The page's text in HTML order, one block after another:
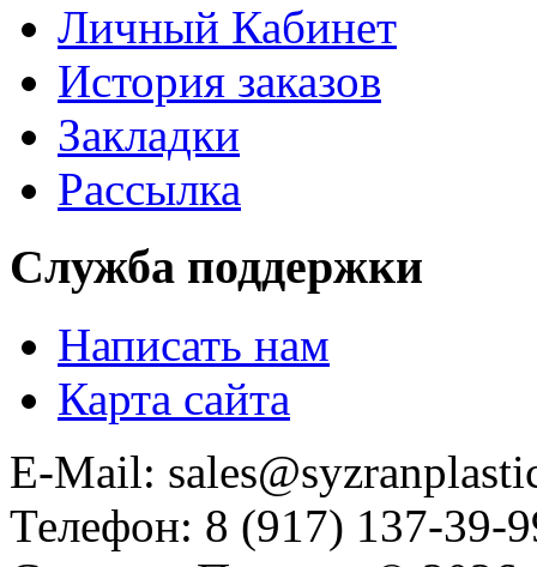
Личный Кабинет
История заказов
Закладки
Рассылка
Служба поддержки
Написать нам
Карта сайта
E-Mail:
Телефон: 8 (917) 137-39-